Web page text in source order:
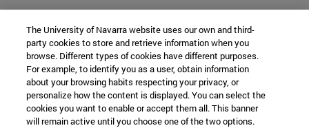
The University of Navarra website uses our own and third-
party cookies to store and retrieve information when you
browse. Different types of cookies have different purposes.
For example, to identify you as a user, obtain information
about your browsing habits respecting your privacy, or
personalize how the content is displayed. You can select the
cookies you want to enable or accept them all. This banner
will remain active until you choose one of the two options.